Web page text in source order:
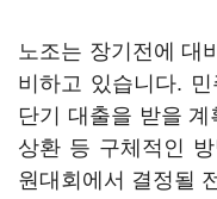
노조는 장기전에 대
비하고 있습니다.
단기 대출을 받을
상환 등 구체적인
원대회에서 결정될